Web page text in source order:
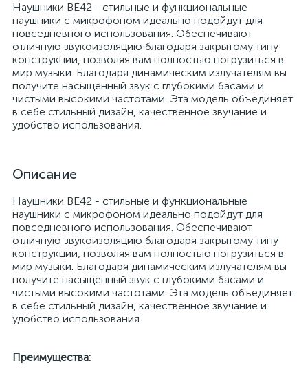
Наушники BE42 - стильные и функциональные
наушники с микрофоном идеально подойдут для
повседневного использования. Обеспечивают
отличную звукоизоляцию благодаря закрытому типу
конструкции, позволяя вам полностью погрузиться в
мир музыки. Благодаря динамическим излучателям вы
получите насыщенный звук с глубокими басами и
чистыми высокими частотами. Эта модель объединяет
в себе стильный дизайн, качественное звучание и
удобство использования.
Описание
Наушники BE42 - стильные и функциональные
наушники с микрофоном идеально подойдут для
повседневного использования. Обеспечивают
отличную звукоизоляцию благодаря закрытому типу
конструкции, позволяя вам полностью погрузиться в
мир музыки. Благодаря динамическим излучателям вы
получите насыщенный звук с глубокими басами и
чистыми высокими частотами. Эта модель объединяет
в себе стильный дизайн, качественное звучание и
удобство использования.
Преимущества: